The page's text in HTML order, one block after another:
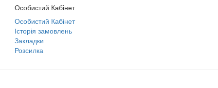
Особистий Кабінет
Особистий Кабінет
Історія замовлень
Закладки
Розсилка